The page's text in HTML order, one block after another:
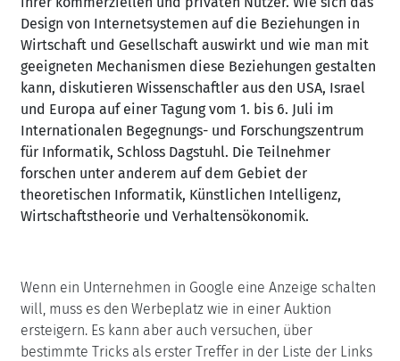
Design von Internetsystemen auf die Beziehungen in
Wirtschaft und Gesellschaft auswirkt und wie man mit
geeigneten Mechanismen diese Beziehungen gestalten
kann, diskutieren Wissenschaftler aus den USA, Israel
und Europa auf einer Tagung vom 1. bis 6. Juli im
Internationalen Begegnungs- und Forschungszentrum
für Informatik, Schloss Dagstuhl. Die Teilnehmer
forschen unter anderem auf dem Gebiet der
theoretischen Informatik, Künstlichen Intelligenz,
Wirtschaftstheorie und Verhaltensökonomik.
Wenn ein Unternehmen in Google eine Anzeige schalten
will, muss es den Werbeplatz wie in einer Auktion
ersteigern. Es kann aber auch versuchen, über
bestimmte Tricks als erster Treffer in der Liste der Links